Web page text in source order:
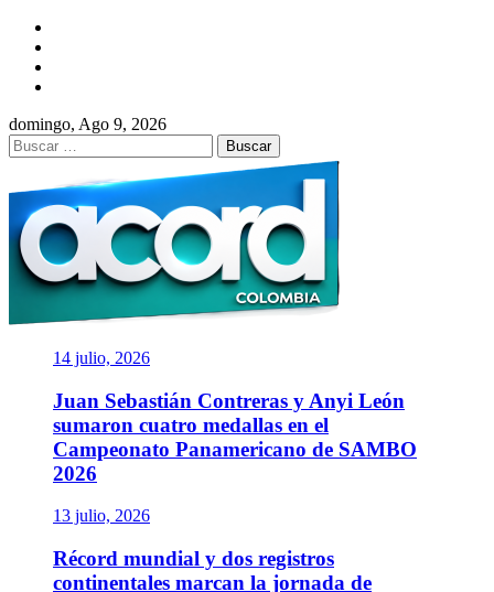
Saltar
contenido
domingo, Ago 9, 2026
Buscar:
Asociación de Periodistas Deportivos
14 julio, 2026
Juan Sebastián Contreras y Anyi León
sumaron cuatro medallas en el
Campeonato Panamericano de SAMBO
2026
13 julio, 2026
Récord mundial y dos registros
continentales marcan la jornada de